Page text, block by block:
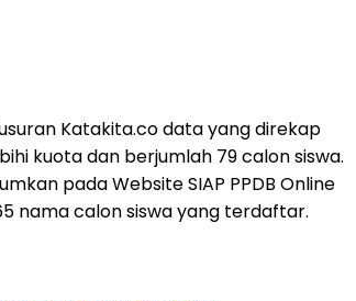
Katakita.co data yang direkap
kuota dan berjumlah 79 calon siswa.
pada Website SIAP PPDB Online
nama calon siswa yang terdaftar.